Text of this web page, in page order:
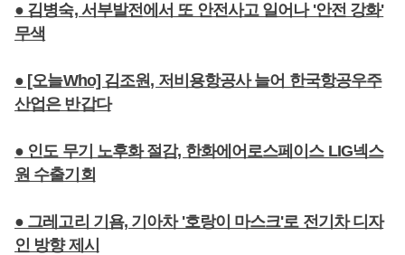
● 김병숙, 서부발전에서 또 안전사고 일어나 '안전 강화'
무색
● [오늘Who] 김조원, 저비용항공사 늘어 한국항공우주
산업은 반갑다
● 인도 무기 노후화 절감, 한화에어로스페이스 LIG넥스
원 수출기회
● 그레고리 기욤, 기아차 '호랑이 마스크'로 전기차 디자
인 방향 제시